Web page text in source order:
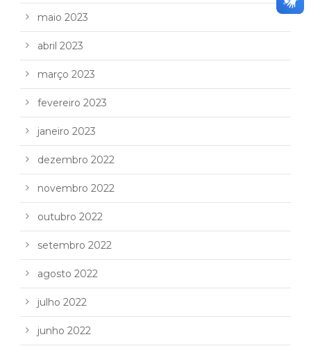
maio 2023
abril 2023
março 2023
fevereiro 2023
janeiro 2023
dezembro 2022
novembro 2022
outubro 2022
setembro 2022
agosto 2022
julho 2022
junho 2022